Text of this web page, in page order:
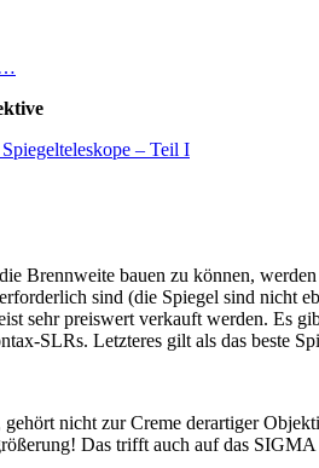
…
– Teil I
Brennweite bauen zu können,
sind (die Spiegel sind nicht
sehr preiswert verkauft werden. Es
SLRs. Letzteres gilt als das beste
gehört nicht zur Creme derartiger
Das trifft auch auf das